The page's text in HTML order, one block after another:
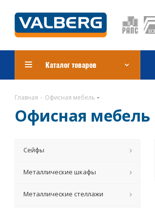
Каталог товаров
Главная - Офисная мебель
Офисная мебель
Сейфы
Металлические шкафы
Металлические стеллажи